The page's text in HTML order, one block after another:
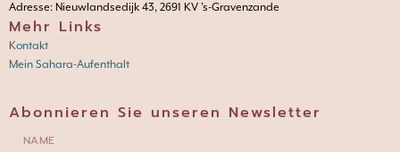
Adresse: Nieuwlandsedijk 43, 2691 KV 's-Gravenzande
Mehr Links
Kontakt
Mein Sahara-Aufenthalt
Abonnieren Sie unseren Newsletter